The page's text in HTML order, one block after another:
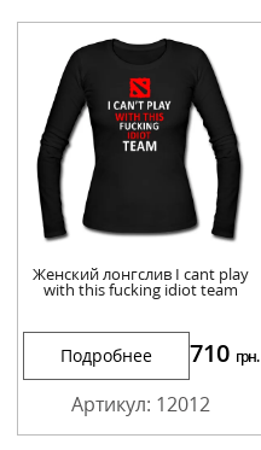
Женский лонгслив I cant play
with this fucking idiot team
Подробнее 710 грн.
Артикул: 12012